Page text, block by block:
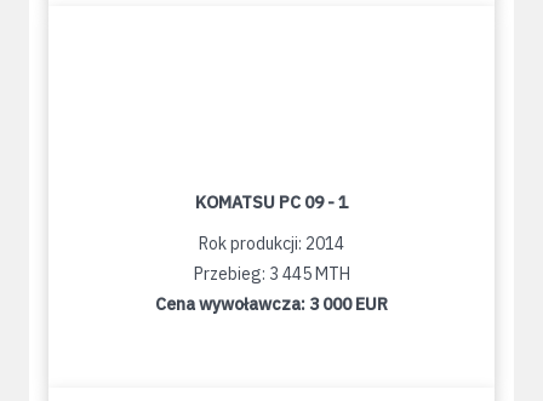
KOMATSU PC 09 - 1
Rok produkcji: 2014
Przebieg: 3 445 MTH
Cena wywoławcza: 3 000 EUR